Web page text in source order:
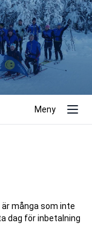
Meny
många som inte
dag för inbetalning